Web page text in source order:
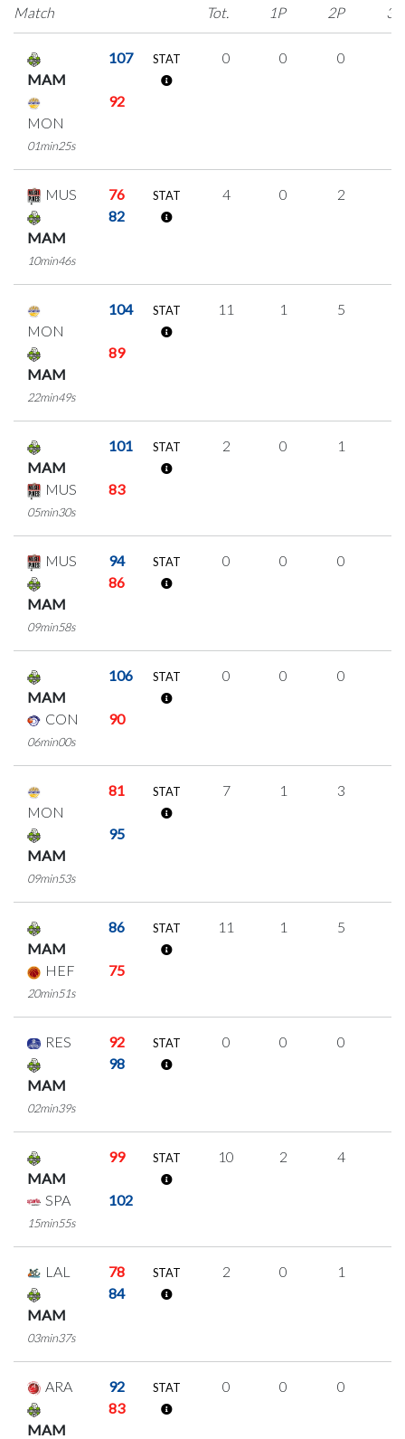
Match Tot. 1P 2P 3P
MAM
107
MON
92
01min25s
STAT 0 0 0
MUS 76
MAM
82
10min46s
STAT 4 0 2
MON
104
MAM
89
22min49s
STAT 11 1 5
MAM
101
MUS 83
05min30s
STAT 2 0 1
MUS 94
MAM
86
09min58s
STAT 0 0 0
MAM
106
CON 90
06min00s
STAT 0 0 0
MON
81
MAM
95
09min53s
STAT 7 1 3
MAM
86
HEF 75
20min51s
STAT 11 1 5
RES 92
MAM
98
02min39s
STAT 0 0 0
MAM
99
SPA 102
15min55s
STAT 10 2 4
LAL 78
MAM
84
03min37s
STAT 2 0 1
ARA 92
MAM
83
STAT 0 0 0